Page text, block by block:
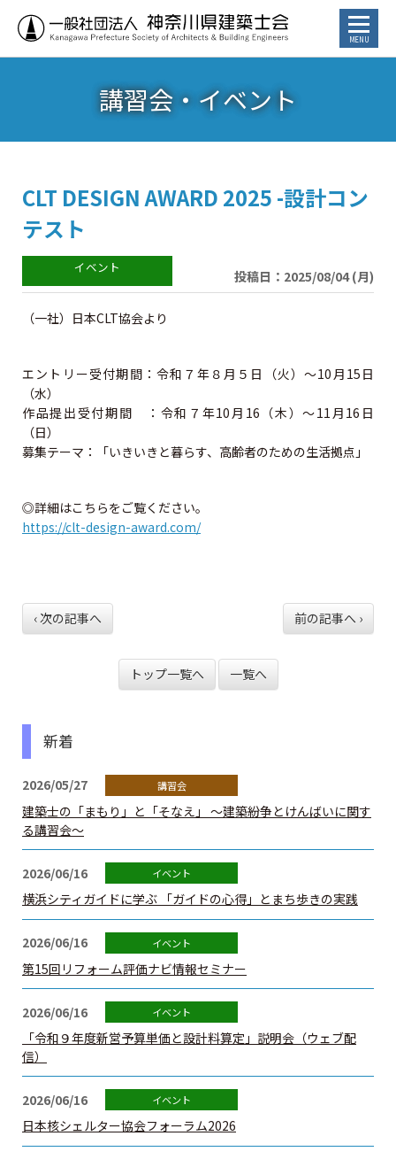
お知らせ
トピックス
講習会・イベント
⾏政からのお知らせ
カレンダー
⼀級建築⼠試験について
資格の諸手続
二級・木造建築士の諸手続
二級・木造免許の各手続
建築士定期講習
建築士会を利用する
書籍等の購⼊
⽀部・委員会
関連団体
建築士を探そう
講習会・イベント
CLT DESIGN AWARD 2025 -設計コン
テスト
投稿日：2025/08/04 (月)
（一社）日本CLT協会より
エントリー受付期間：令和７年８月５日（火）～10月15日
（水）
作品提出受付期間 ：令和７年10月16（木）～11月16日
（日）
募集テーマ：「いきいきと暮らす、高齢者のための生活拠点」
◎詳細はこちらをご覧ください。
https://clt-design-award.com/
‹ 次の記事へ 前の記事へ ›
トップ一覧へ 一覧へ
新着
2026/05/27
建築士の「まもり」と「そなえ」 ～建築紛争とけんばいに関す
る講習会～
2026/06/16
横浜シティガイドに学ぶ 「ガイドの心得」とまち歩きの実践
2026/06/16
第15回リフォーム評価ナビ情報セミナー
2026/06/16
「令和９年度新営予算単価と設計料算定」説明会（ウェブ配
信）
2026/06/16
日本核シェルター協会フォーラム2026